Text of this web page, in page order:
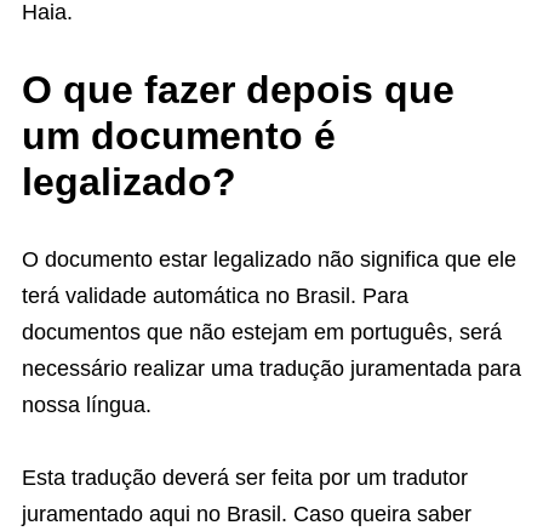
Haia.
O que fazer depois que
um documento é
legalizado?
O documento estar legalizado não significa que ele
terá validade automática no Brasil. Para
documentos que não estejam em português, será
necessário realizar uma tradução juramentada para
nossa língua.
Esta tradução deverá ser feita por um tradutor
juramentado aqui no Brasil. Caso queira saber